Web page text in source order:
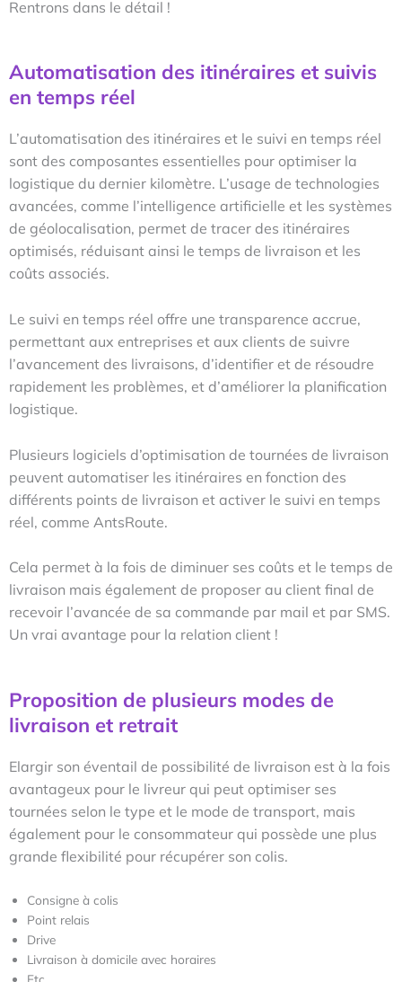
Rentrons dans le détail !
Automatisation des itinéraires et suivis
en temps réel
L’automatisation des itinéraires et le suivi en temps réel
sont des composantes essentielles pour optimiser la
logistique du dernier kilomètre. L’usage de technologies
avancées, comme l’intelligence artificielle et les systèmes
de géolocalisation, permet de tracer des itinéraires
optimisés, réduisant ainsi le temps de livraison et les
coûts associés.
Le suivi en temps réel offre une transparence accrue,
permettant aux entreprises et aux clients de suivre
l’avancement des livraisons, d’identifier et de résoudre
rapidement les problèmes, et d’améliorer la planification
logistique.
Plusieurs logiciels d’optimisation de tournées de livraison
peuvent automatiser les itinéraires en fonction des
différents points de livraison et activer le suivi en temps
réel, comme AntsRoute.
Cela permet à la fois de diminuer ses coûts et le temps de
livraison mais également de proposer au client final de
recevoir l’avancée de sa commande par mail et par SMS.
Un vrai avantage pour la relation client !
Proposition de plusieurs modes de
livraison et retrait
Elargir son éventail de possibilité de livraison est à la fois
avantageux pour le livreur qui peut optimiser ses
tournées selon le type et le mode de transport, mais
également pour le consommateur qui possède une plus
grande flexibilité pour récupérer son colis.
Consigne à colis
Point relais
Drive
Livraison à domicile avec horaires